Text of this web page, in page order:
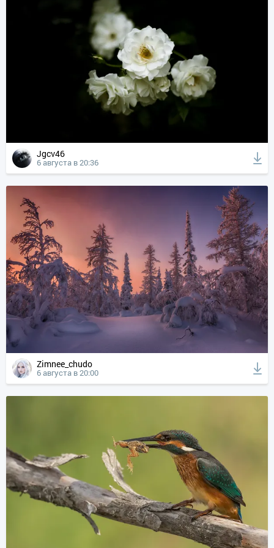
Jgcv46
6 августа в 20:36
Zimnee_chudo
6 августа в 20:00